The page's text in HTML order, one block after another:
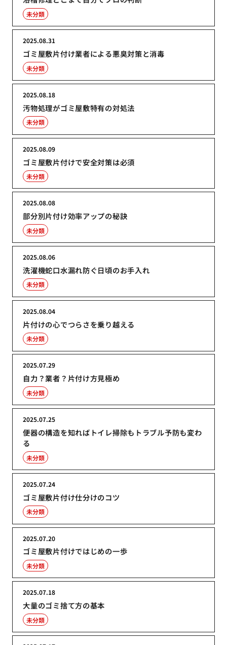
未分類
ゴミ屋敷片付け業者による悪臭対策と消毒
2025.08.31
未分類
汚物処理がゴミ屋敷特有の対処法
2025.08.18
未分類
ゴミ屋敷片付けで安全対策は必須
2025.08.09
未分類
部分別片付け効率アップの秘訣
2025.08.08
未分類
洗濯機蛇口水漏れ防ぐ日頃のお手入れ
2025.08.06
未分類
片付けの心でつらさを乗り越える
2025.08.04
未分類
自力？業者？片付け方見極め
2025.07.29
未分類
便器の構造を知ればトイレ掃除もトラブル予防も変わ
る
2025.07.25
未分類
ゴミ屋敷片付け仕分けのコツ
2025.07.24
未分類
ゴミ屋敷片付けではじめの一歩
2025.07.20
未分類
大量のゴミ捨て方の基本
2025.07.18
未分類